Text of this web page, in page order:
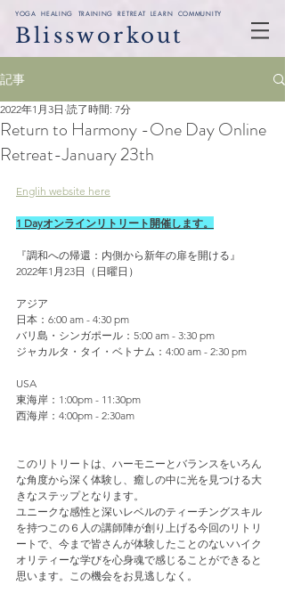
YOGA HEALING TRAINING RETREAT LEARN COMMUNITY
Blissworkout
記事
Return to Harmony -One Day Online
Retreat-January 23th
2022年1月3日 読了時間: 7分
Englih website here
1 Dayオンラインリトリート開催します。
『調和への帰還：内側から新年の扉を開ける』
2022年1月23日（日曜日）
アジア
日本：6:00 am - 4:30 pm
バリ島・シンガポール：5:00 am - 3:30 pm
ジャカルタ・タイ・ベトナム：4:00 am - 2:30 pm
USA
東海岸：1:00pm - 11:30pm
西海岸：4:00pm - 2:30am
このリトリートは、ハーモニーとバランスをいろん
な角度から深く体験し、癒しの中に光を見つける大
きなステップとなります。
ユニークな感性と深いレベルのティーチングスキル
を持つこの６人の講師陣が創り上げる今回のリトリ
ートで、今まで皆さんが体験したことのないハイク
オリティーな学びを心身魂で感じることができると
思います。この機会をお見逃しなく。